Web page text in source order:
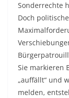
Sonderrechte
Doch
Sie markieren
„auffällt“ und
melden,